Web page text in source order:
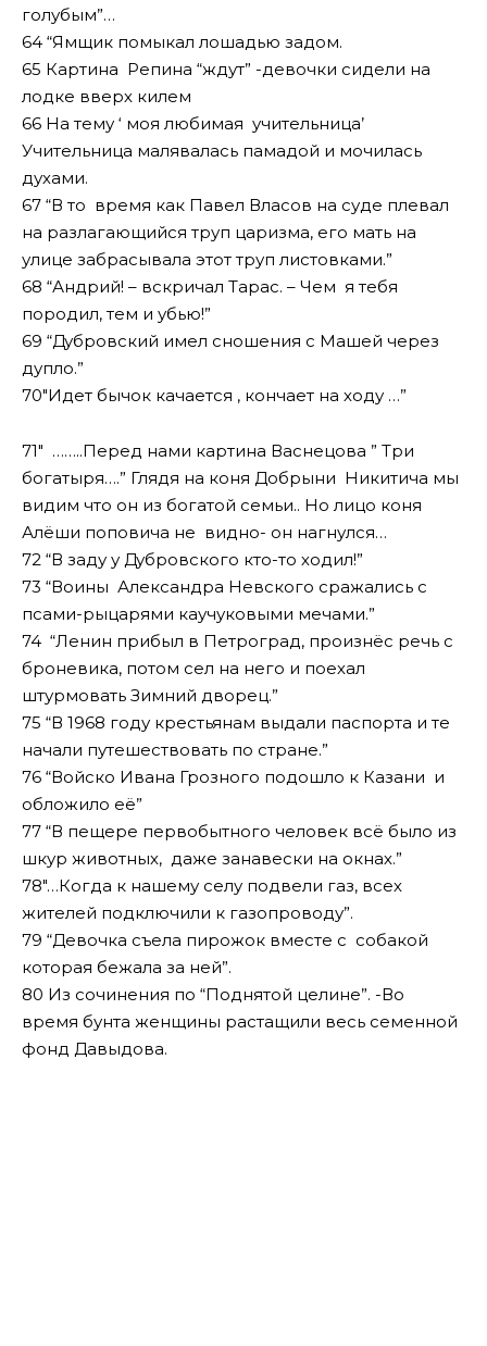
голубым”…
64 “Ямщик помыкал лошадью задом.
65 Картина Репина “ждут” -девочки сидели на
лодке вверх килем
66 На тему ‘ моя любимая учительница’
Учительница малявалась памадой и мочилась
духами.
67 “В то время как Павел Власов на суде плевал
на разлагающийся труп царизма, его мать на
улице забрасывала этот труп листовками.”
68 “Андрий! – вскричал Тарас. – Чем я тебя
породил, тем и убью!”
69 “Дубровский имел сношения с Машей через
дупло.”
70″Идет бычок качается , кончает на ходу …”
71″ ……..Перед нами картина Васнецова ” Три
богатыря….” Глядя на коня Добрыни Никитича мы
видим что он из богатой семьи.. Но лицо коня
Алёши поповича не видно- он нагнулся…
72 “В заду у Дубровского кто-то ходил!”
73 “Воины Александра Невского сражались с
псами-рыцарями каучуковыми мечами.”
74 “Ленин прибыл в Петроград, произнёс речь с
броневика, потом сел на него и поехал
штурмовать Зимний дворец.”
75 “В 1968 году крестьянам выдали паспорта и те
начали путешествовать по стране.”
76 “Войско Ивана Грозного подошло к Казани и
обложило её”
77 “В пещере первобытного человек всё было из
шкур животных, даже занавески на окнах.”
78″…Когда к нашему селу подвели газ, всех
жителей подключили к газопроводу”.
79 “Девочка съела пирожок вместе с собакой
которая бежала за ней”.
80 Из сочинения по “Поднятой целине”. -Во
время бунта женщины растащили весь семенной
фонд Давыдова.